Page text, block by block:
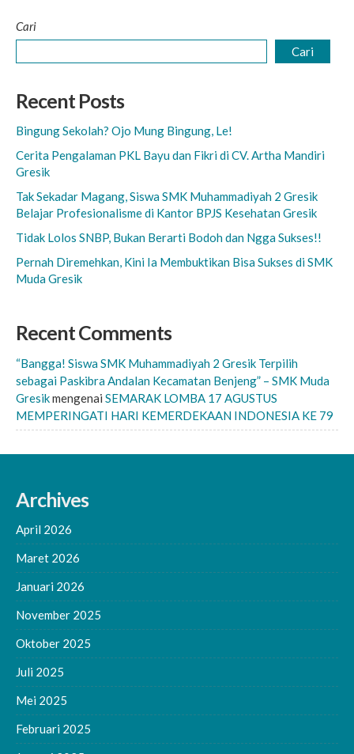
Cari
Cari
Recent Posts
Bingung Sekolah? Ojo Mung Bingung, Le!
Cerita Pengalaman PKL Bayu dan Fikri di CV. Artha Mandiri
Gresik
Tak Sekadar Magang, Siswa SMK Muhammadiyah 2 Gresik
Belajar Profesionalisme di Kantor BPJS Kesehatan Gresik
Tidak Lolos SNBP, Bukan Berarti Bodoh dan Ngga Sukses!!
Pernah Diremehkan, Kini Ia Membuktikan Bisa Sukses di SMK
Muda Gresik
Recent Comments
“Bangga! Siswa SMK Muhammadiyah 2 Gresik Terpilih
sebagai Paskibra Andalan Kecamatan Benjeng” – SMK Muda
Gresikmengenai SEMARAK LOMBA 17 AGUSTUS
MEMPERINGATI HARI KEMERDEKAAN INDONESIA KE 79
Archives
April 2026
Maret 2026
Januari 2026
November 2025
Oktober 2025
Juli 2025
Mei 2025
Februari 2025